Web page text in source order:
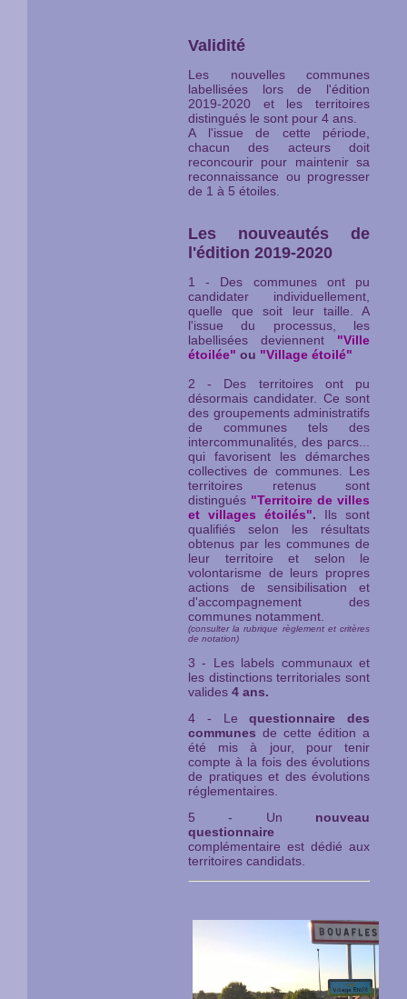
Validité
Les nouvelles communes
labellisées lors de l'édition
2019-2020 et les territoires
distingués le sont pour 4 ans.
A l'issue de cette période,
chacun des acteurs doit
reconcourir pour maintenir sa
reconnaissance ou progresser
de 1 à 5 étoiles.
Les nouveautés de
l'édition 2019-2020
1 - Des communes ont pu
candidater individuellement,
quelle que soit leur taille. A
l'issue du processus, les
labellisées deviennent "Ville
étoilée" ou "Village étoilé"
2 - Des territoires ont pu
désormais candidater. Ce sont
des groupements administratifs
de communes tels des
intercommunalités, des parcs...
qui favorisent les démarches
collectives de communes. Les
territoires retenus sont
distingués "Territoire de villes
et villages étoilés". Ils sont
qualifiés selon les résultats
obtenus par les communes de
leur territoire et selon le
volontarisme de leurs propres
actions de sensibilisation et
d'accompagnement des
communes notamment.
(consulter la rubrique règlement et critères
de notation)
3 - Les labels communaux et
les distinctions territoriales sont
valides 4 ans.
4 - Lequestionnaire des
communes de cette édition a
été mis à jour, pour tenir
compte à la fois des évolutions
de pratiques et des évolutions
réglementaires.
5 - Un nouveau
questionnaire
complémentaire est dédié aux
territoires candidats.